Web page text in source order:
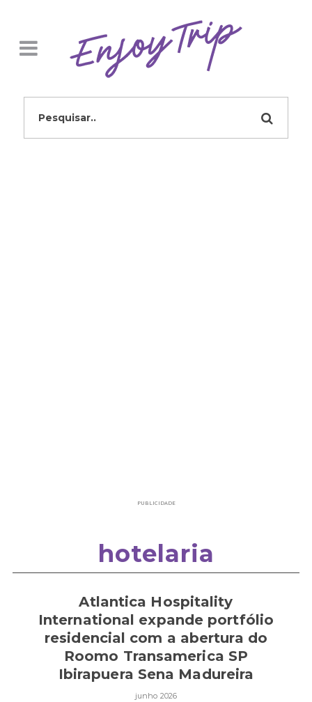
PUBLICIDADE
hotelaria
Atlantica Hospitality
International expande portfólio
residencial com a abertura do
Roomo Transamerica SP
Ibirapuera Sena Madureira
junho 2026